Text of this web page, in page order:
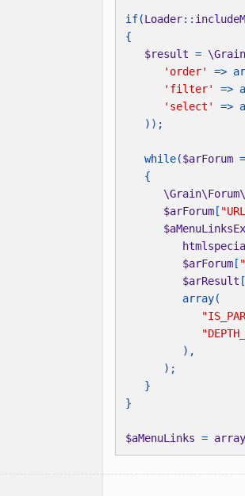
if(Loader::
$result =
'order' =>
'filter' =>
'select' =>
while($arForum
$arForum [
$arForum [
$arResult [
$aMenuLinks =